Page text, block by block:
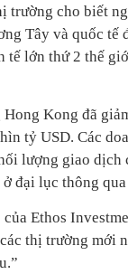
trường cho biết
Tây và quốc
tế lớn thứ 2 thế
Kong đã
tỷ USD. Các
lượng giao
đại lục thông
của Ethos
thị trường mới